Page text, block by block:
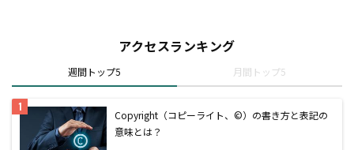
アクセスランキング
週間トップ5 月間トップ5
Copyright（コピーライト、©）の書き方と表記の
意味とは？